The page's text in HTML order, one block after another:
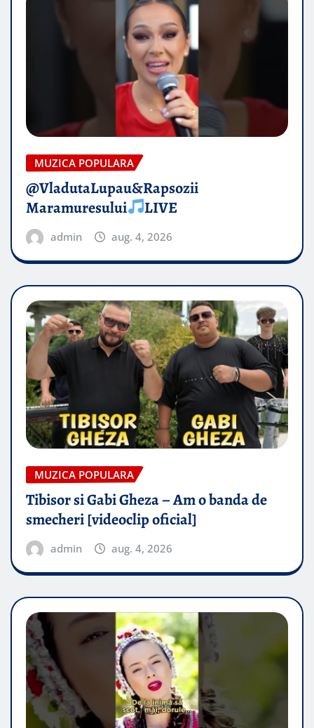
MUZICA POPULARA
@VladutaLupau&Rapsozii
Maramuresului
LIVE
admin aug. 4, 2026
MUZICA POPULARA
Tibisor si Gabi Gheza – Am o banda de
smecheri [videoclip oficial]
admin aug. 4, 2026